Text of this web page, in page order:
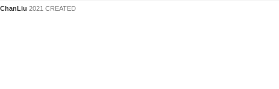
ChanLiu 2021 CREATED